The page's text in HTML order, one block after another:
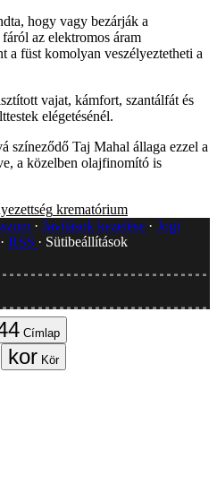
hogy vagy bezárják a
az elektromos áram
a füst komolyan veszélyeztetheti a
vajat, kámfort, szantálfát és
elégetésénél.
színeződő Taj Mahal állaga ezzel a
a közelben olajfinomító is
krematórium
Javítások kezelése
Jogi
RSS
Sütibeállítások
Címlap
Kör